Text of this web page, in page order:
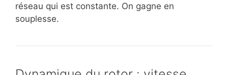
réseau qui est constante. On gagne en
souplesse.